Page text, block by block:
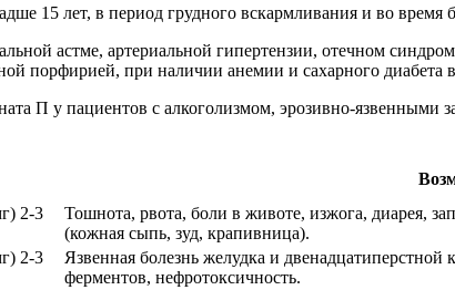
15 лет, в период грудного вскармливания и во время
астме, артериальной гипертензии, отечном
порфирией, при наличии анемии и сахарного диабета
П у пациентов с алкоголизмом, эрозивно-
2-3
Тошнота, рвота, боли в животе, изжога, диарея,
(кожная сыпь, зуд, крапивница).
2-3
Язвенная болезнь желудка и
ферментов, нефротоксичность.